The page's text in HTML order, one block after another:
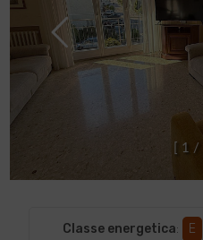
1 /
Classe energetica: E